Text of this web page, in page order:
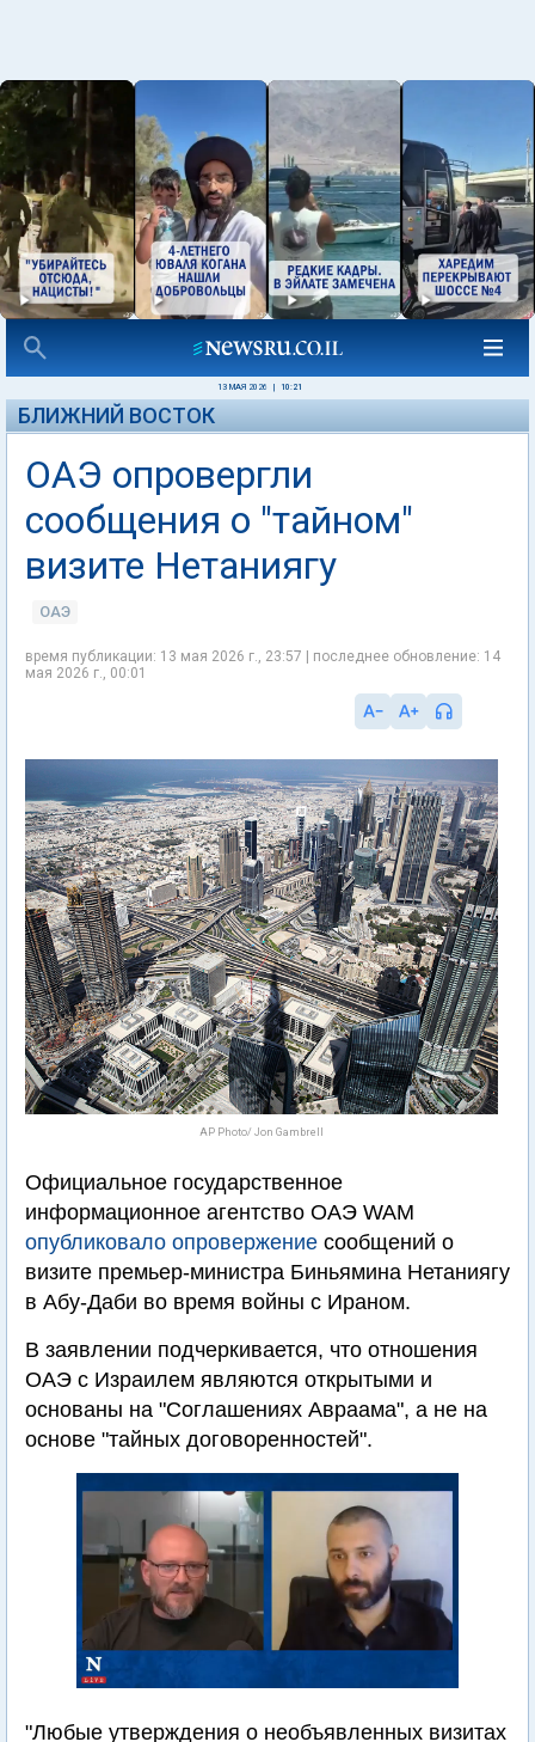
13 МАЯ 2026 10:21
БЛИЖНИЙ ВОСТОК
ОАЭ опровергли
сообщения о "тайном"
визите Нетаниягу
ОАЭ
время публикации: 13 мая 2026 г., 23:57 | последнее обновление: 14
мая 2026 г., 00:01
AP Photo/ Jon Gambrell
Официальное государственное
информационное агентство ОАЭ WAM
опубликовало опровержение сообщений о
визите премьер-министра Биньямина Нетаниягу
в Абу-Даби во время войны с Ираном.
В заявлении подчеркивается, что отношения
ОАЭ с Израилем являются открытыми и
основаны на "Соглашениях Авраама", а не на
основе "тайных договоренностей".
"Любые утверждения о необъявленных визитах